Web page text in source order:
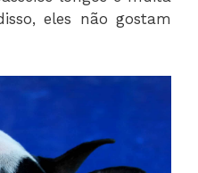
eles não gostam